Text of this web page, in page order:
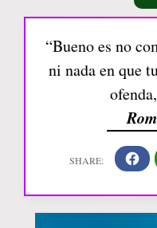
“Bueno es no
ni nada en que